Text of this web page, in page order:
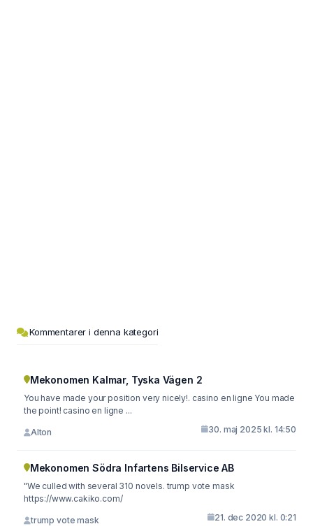
Kommentarer i denna kategori
Mekonomen Kalmar, Tyska Vägen 2
You have made your position very nicely!. casino en ligne You made
the point! casino en ligne ...
Alton 30. maj 2025 kl. 14:50
Mekonomen Södra Infartens Bilservice AB
"We culled with several 310 novels. trump vote mask
https://www.cakiko.com/
trump vote mask 21. dec 2020 kl. 0:21